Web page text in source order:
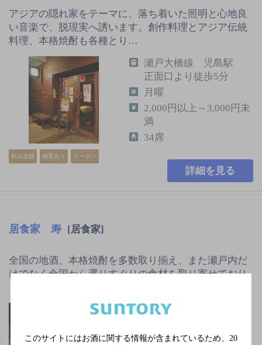
アジアの隠れ家をテーマに、落ち着いた照明と心地良
い音楽で、脱現実へ誘います。創作料理とアジア伝統
料理、本格焼酎も各種とり…
飲み放題 個室あり クーポン
瀬戸大橋線 児島駅
正面口より徒歩5分
月曜
2,000円以上～3,000円未
満
34席
詳細を見る
居食家 寿 [居食家]
全国の地酒、本格焼酎を多数取り揃え、また瀬戸内だ
けでなく全国から選りすぐりの食材を取り寄せており
山陽本線 倉敷駅南口
日曜／祝日
このサイトにはお酒に関する情報が含まれているため、 20